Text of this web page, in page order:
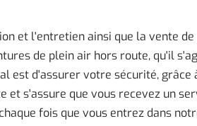
et l'entretien ainsi que la vente
de plein air hors route, qu'il
est d'assurer votre sécurité,
et s'assure que vous recevez un
fois que vous entrez dans